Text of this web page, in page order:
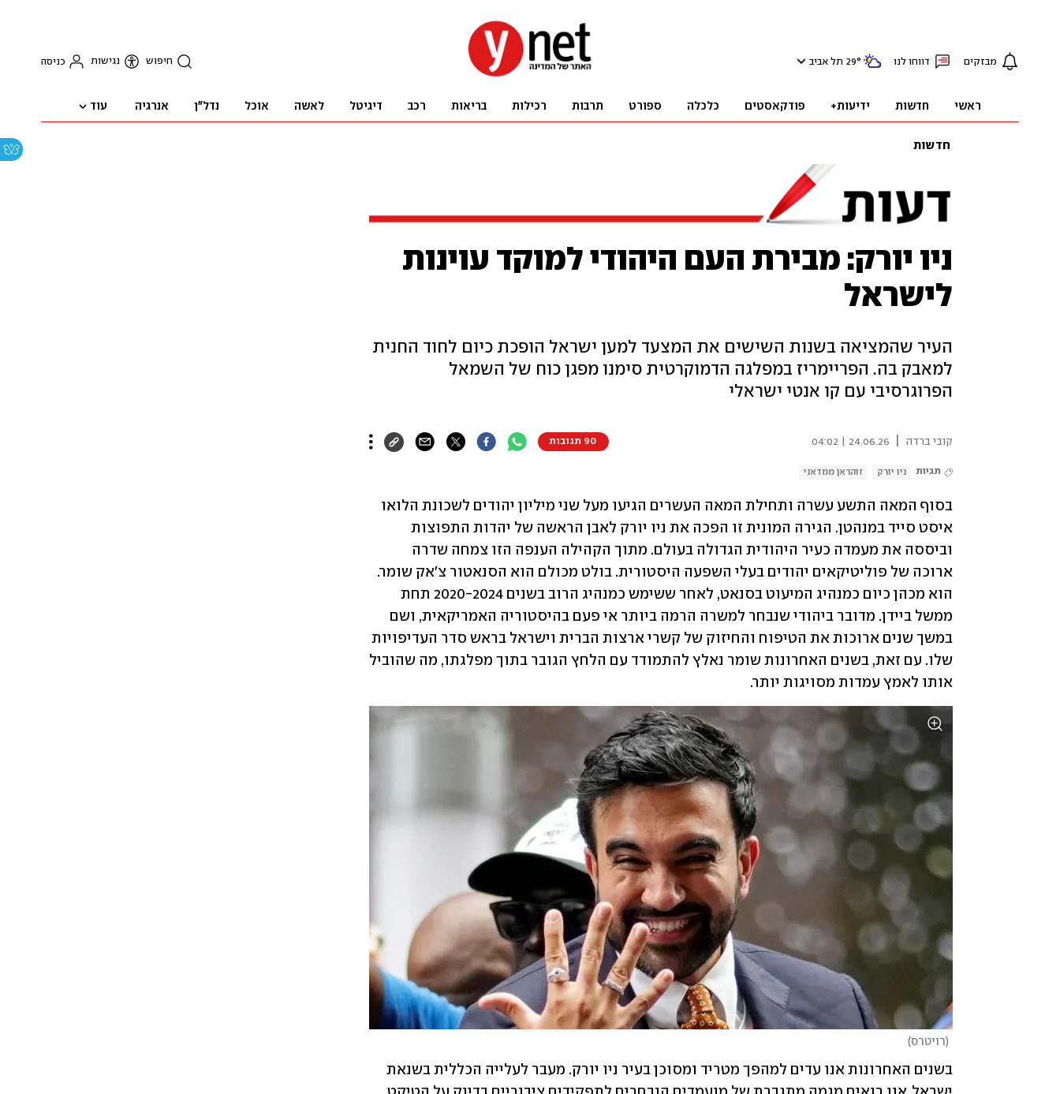
מבזקים דווחו לנו 29° תל אביב חיפוש נגישות כניסה
ראשי חדשות ידיעות+ פודקאסטים כלכלה ספורט תרבות רכילות בריאות רכב דיגיטל לאשה אוכל נדל"ן אנרגיה עוד
חדשות
ניו יורק: מבירת העם היהודי למוקד עוינות
לישראל
העיר שהמציאה בשנות השישים את המצעד למען ישראל הופכת כיום לחוד החנית
למאבק בה. הפריימריז במפלגה הדמוקרטית סימנו מפגן כוח של השמאל
הפרוגרסיבי עם קו אנטי ישראלי
קובי ברדה 24.06.26 | 04:02 90 תגובות
תגיות ניו יורק זוהראן ממדאני
אותו לאמץ עמדות מסויגות יותר.
(רויטרס)